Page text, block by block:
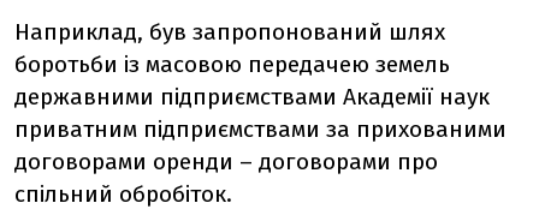
Наприклад, був запропонований шлях
боротьби із масовою передачею земель
державними підприємствами Академії наук
приватним підприємствами за прихованими
договорами оренди – договорами про
спільний обробіток.